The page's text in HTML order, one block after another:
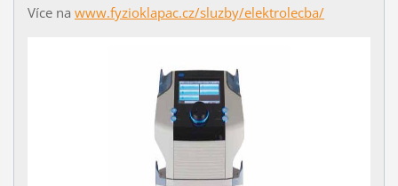
Více na www.fyzioklapac.cz/sluzby/elektrolecba/